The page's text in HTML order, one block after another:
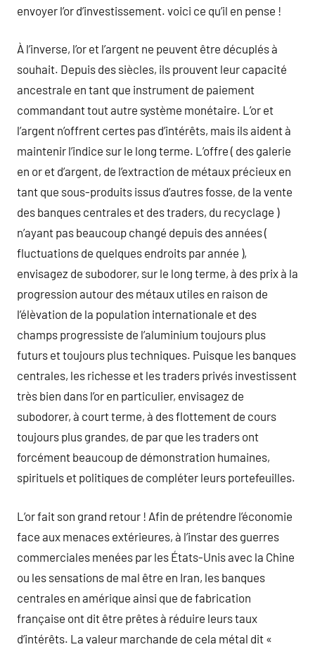
envoyer l’or d’investissement. voici ce qu’il en pense !
À l’inverse, l’or et l’argent ne peuvent être décuplés à
souhait. Depuis des siècles, ils prouvent leur capacité
ancestrale en tant que instrument de paiement
commandant tout autre système monétaire. L’or et
l’argent n’offrent certes pas d’intérêts, mais ils aident à
maintenir l’indice sur le long terme. L’offre ( des galerie
en or et d’argent, de l’extraction de métaux précieux en
tant que sous-produits issus d’autres fosse, de la vente
des banques centrales et des traders, du recyclage )
n’ayant pas beaucoup changé depuis des années (
fluctuations de quelques endroits par année ),
envisagez de subodorer, sur le long terme, à des prix à la
progression autour des métaux utiles en raison de
l’élèvation de la population internationale et des
champs progressiste de l’aluminium toujours plus
futurs et toujours plus techniques. Puisque les banques
centrales, les richesse et les traders privés investissent
très bien dans l’or en particulier, envisagez de
subodorer, à court terme, à des flottement de cours
toujours plus grandes, de par que les traders ont
forcément beaucoup de démonstration humaines,
spirituels et politiques de compléter leurs portefeuilles.
L’or fait son grand retour ! Afin de prétendre l’économie
face aux menaces extérieures, à l’instar des guerres
commerciales menées par les États-Unis avec la Chine
ou les sensations de mal être en Iran, les banques
centrales en amérique ainsi que de fabrication
française ont dit être prêtes à réduire leurs taux
d’intérêts. La valeur marchande de cela métal dit «